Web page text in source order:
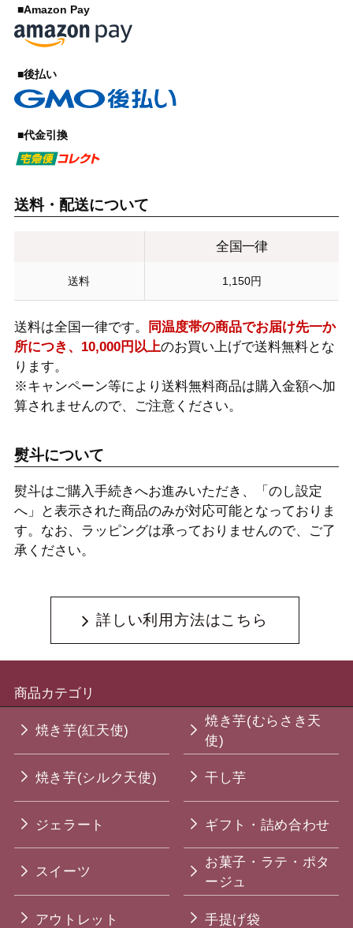
■Amazon Pay
■後払い
■代金引換
送料・配送について
全国一律
送料 1,150円
送料は全国一律です。
同温度帯の商品でお届け先一か
所につき、10,000円以上のお買い上げで送料無料とな
ります。
※キャンペーン等により送料無料商品は購入金額へ加
算されませんので、ご注意ください。
熨斗について
熨斗はご購入手続きへお進みいただき、「のし設定
へ」と表示された商品のみが対応可能となっておりま
す。なお、ラッピングは承っておりませんので、ご了
承ください。
詳しい利用方法はこちら
商品カテゴリ
焼き芋(紅天使)
焼き芋(むらさき天
使)
焼き芋(シルク天使) 干し芋
ジェラート ギフト・詰め合わせ
スイーツ
お菓子・ラテ・ポタ
ージュ
アウトレット 手提げ袋